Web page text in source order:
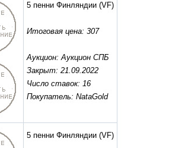
5 пенни Финляндии (VF)
Итоговая цена: 307
Аукцион: Аукцион СПБ
Закрыт: 21.09.2022
Число ставок: 16
Покупатель: NataGold
5 пенни Финляндии (VF)